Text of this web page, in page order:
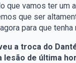
que vamos ter um
que ser
para que
a troca do
lesão de última